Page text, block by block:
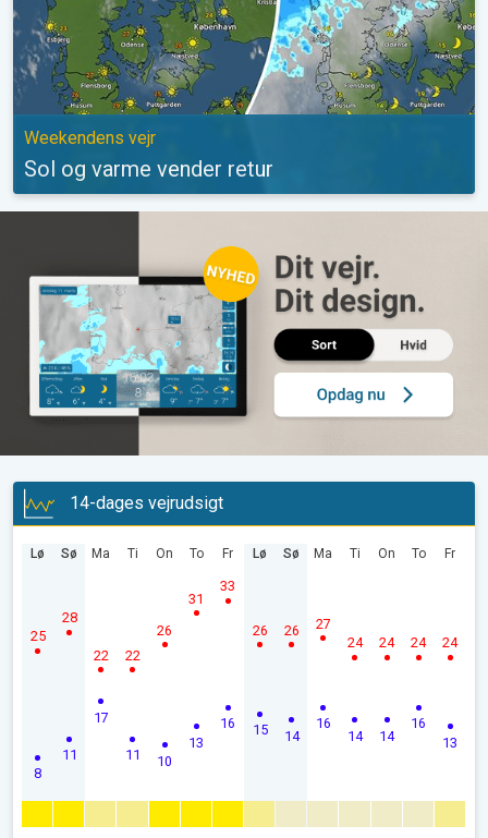
Weekendens vejr
Sol og varme vender retur
14-dages vejrudsigt
Lø
8
25
Sø
11
28
Ma
17
22
Ti
11
22
On
10
26
To
13
31
Fr
16
33
Lø
15
26
Sø
14
26
Ma
16
27
Ti
14
24
On
14
24
To
16
24
Fr
13
24